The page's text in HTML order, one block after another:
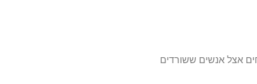
אצל אנשים ששורדים